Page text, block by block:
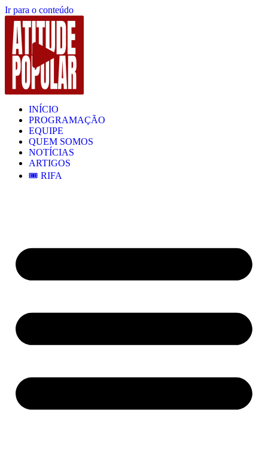
Ir para o conteúdo
INÍCIO
PROGRAMAÇÃO
EQUIPE
QUEM SOMOS
NOTÍCIAS
ARTIGOS
🎟️ RIFA